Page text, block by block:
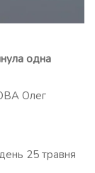
одна
Олег
25 травня